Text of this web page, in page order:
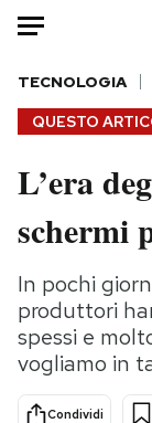
HOME
Italia
Politica
Tecnologia
Internet
Scienza
Cultura
Economia
QUESTO
TECNOLOGIA
L’era
schermi
In pochi
produttori
spessi e
vogliamo in
Condividi